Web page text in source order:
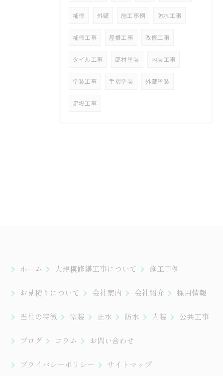
補修 外壁 施工事例 防水工事
補修工事 屋根工事 改修工事
タイル工事 部材塗装 内装工事
塗装工事 手摺塗装 外壁塗装
足場工事
ホーム 大規模修繕工事について 施工事例
お見積りについて 会社案内 会社紹介 採用情報
当社の特徴 塗装 止水 防水 内装 公共工事
ブログ コラム お問い合わせ
プライバシーポリシー サイトマップ